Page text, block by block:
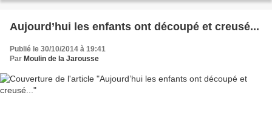
Aujourd’hui les enfants ont découpé et creusé...
Publié le 30/10/2014 à 19:41
Par Moulin de la Jarousse